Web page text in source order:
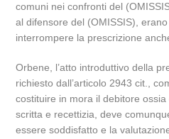
comuni nei confronti del
al difensore del (OMISSIS), erano
interrompere la prescrizione
Orbene, l’atto introduttivo della
richiesto dall’articolo 2943 cit.,
costituire in mora il debitore ossia
scritta e recettizia, deve
essere soddisfatto e la